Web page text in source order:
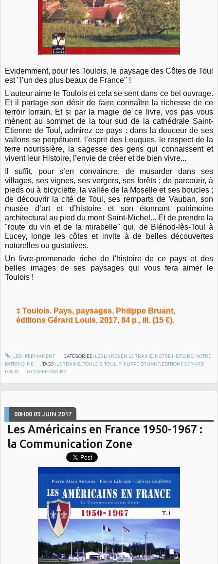
Evidemment, pour les Toulois, le paysage des Côtes de Toul
est "l’un des plus beaux de France" !
L'auteur aime le Toulois et cela se sent dans ce bel ouvrage.
Et il partage son désir de faire connaître la richesse de ce
terroir lorrain. Et si par la magie de ce livre, vos pas vous
mènent au sommet de la tour sud de la cathédrale Saint-
Etienne de Toul, admirez ce pays : dans la douceur de ses
vallons se perpétuent, l’esprit des Leuques, le respect de la
terre nourissière, la sagesse des gens qui connaissent et
vivent leur Histoire, l’envie de créer et de bien vivre...
Il suffit, pour s’en convaincre, de musarder dans ses
villages, ses vignes, ses vergers, ses forêts ; de parcourir, à
pieds ou à bicyclette, la vallée de la Moselle et ses boucles ;
de découvrir la cité de Toul, ses remparts de Vauban, son
musée d’art et d’histoire et son étonnant patrimoine
architectural au pied du mont Saint-Michel... Et de prendre la
"route du vin et de la mirabelle" qui, de Blénod-lès-Toul à
Lucey, longe les côtes et invite à de belles découvertes
naturelles ou gustatives.
Un livre-promenade riche de l'histoire de ce pays et des
belles images de ses paysages qui vous fera aimer le
Toulois !
‡ Toulois. Pays, paysages, Philippe Bruant,
éditions Gérard Louis, 2017, 84 p., ill. (15 €).
LIEN PERMANENT CATÉGORIES : LES LIVRES EN LORRAINE, NOTRE HISTOIRE, NOTRE
PATRIMOINE
TAGS : LORRAINE ,TOULOIS ,TOUL PHILIPPE BRUANT, ÉDITIONS GÉRARD
LOUIS
0 COMMENTAIRE
00H00 09 JUIN 2017
Les Américains en France 1950-1967 :
la Communication Zone